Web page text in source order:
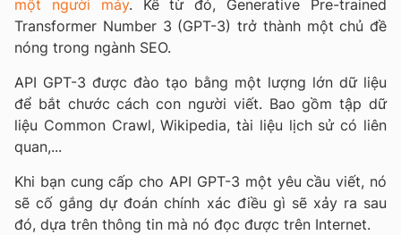
một người máy. Kể từ đó, Generative Pre-trained
Transformer Number 3 (GPT-3) trở thành một chủ đề
nóng trong ngành SEO.
API GPT-3 được đào tạo bằng một lượng lớn dữ liệu
để bắt chước cách con người viết. Bao gồm tập dữ
liệu Common Crawl, Wikipedia, tài liệu lịch sử có liên
quan,...
Khi bạn cung cấp cho API GPT-3 một yêu cầu viết, nó
sẽ cố gắng dự đoán chính xác điều gì sẽ xảy ra sau
đó, dựa trên thông tin mà nó đọc được trên Internet.